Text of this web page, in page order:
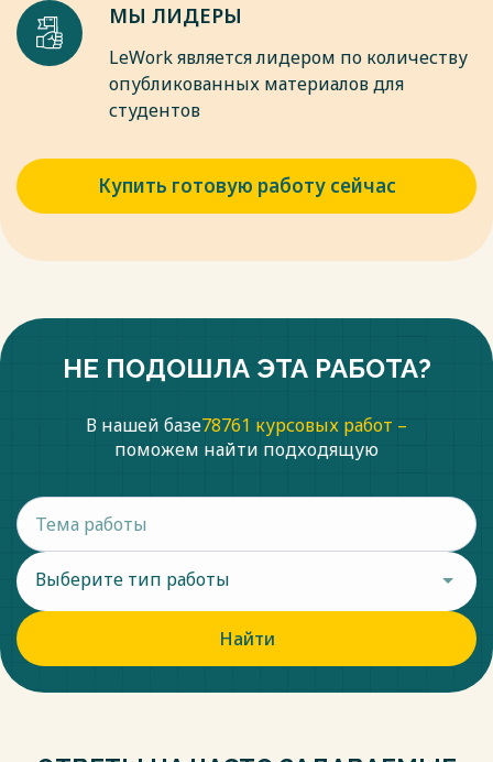
МЫ ЛИДЕРЫ
LeWork является лидером по количеству
опубликованных материалов для
студентов
Купить готовую работу сейчас
НЕ ПОДОШЛА ЭТА РАБОТА?
В нашей базе78761 курсовых работ –
поможем найти подходящую
Выберите тип работы
Найти